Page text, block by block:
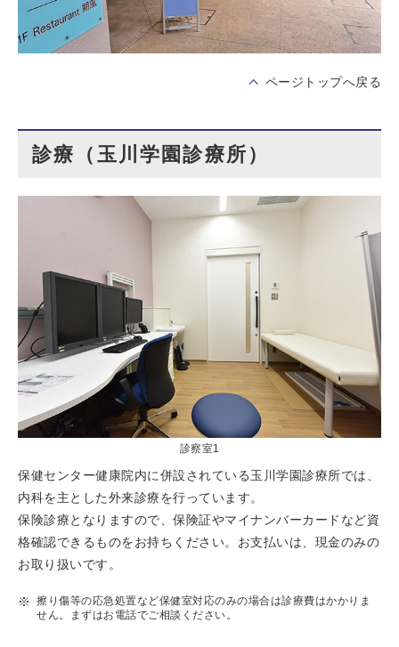
ページトップへ戻る
診療（玉川学園診療所）
診察室1
保健センター健康院内に併設されている玉川学園診療所では、
内科を主とした外来診療を行っています。
保険診療となりますので、保険証やマイナンバーカードなど資
格確認できるものをお持ちください。お支払いは、現金のみの
お取り扱いです。
擦り傷等の応急処置など保健室対応のみの場合は診療費はかかりま
せん。まずはお電話でご相談ください。